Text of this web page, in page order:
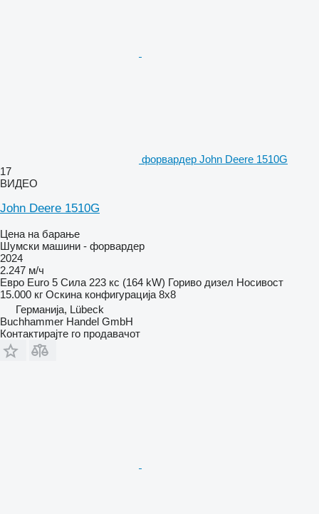
форвардер John Deere 1510G
17
ВИДЕО
John Deere 1510G
Цена на барање
Шумски машини - форвардер
2024
2.247 м/ч
Евро Euro 5 Сила 223 кс (164 kW) Гориво дизел Носивост
15.000 кг Оскина конфигурација 8x8
Германија, Lübeck
Buchhammer Handel GmbH
Контактирајте го продавачот